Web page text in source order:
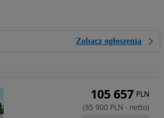
Zobacz ogłoszenia
105 657 PLN
(85 900 PLN - netto)